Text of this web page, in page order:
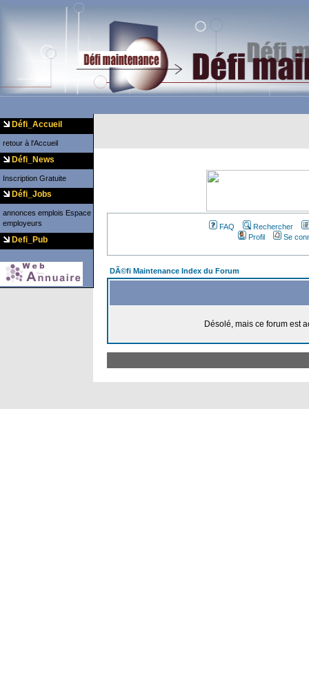
Défi_Accueil
retour à l'Accueil
Défi_News
Inscription Gratuite
Défi_Jobs
annonces emplois Espace
employeurs
Defi_Pub
FAQ
Rechercher
Profil
Se
DÃ©fi Maintenance Index du Forum
Désolé, mais ce forum est